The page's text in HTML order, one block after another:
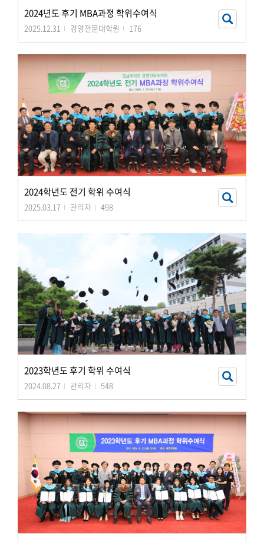
2024년도 후기 MBA과정 학위수여식
2025.12.31 경영전문대학원 176
2024학년도 전기 학위 수여식
2025.03.17 관리자 498
2023학년도 후기 학위 수여식
2024.08.27 관리자 548